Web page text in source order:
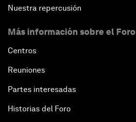
Nuestra repercusión
Más información sobre el Foro
Centros
Reuniones
Partes interesadas
Historias del Foro